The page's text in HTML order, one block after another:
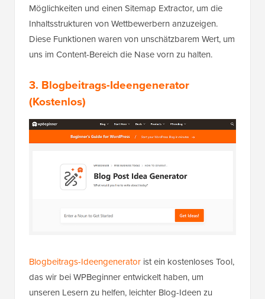
Möglichkeiten und einen Sitemap Extractor, um die
Inhaltsstrukturen von Wettbewerbern anzuzeigen.
Diese Funktionen waren von unschätzbarem Wert, um
uns im Content-Bereich die Nase vorn zu halten.
3. Blogbeitrags-Ideengenerator
(Kostenlos)
Blogbeitrags-Ideengenerator ist ein kostenloses Tool,
das wir bei WPBeginner entwickelt haben, um
unseren Lesern zu helfen, leichter Blog-Ideen zu